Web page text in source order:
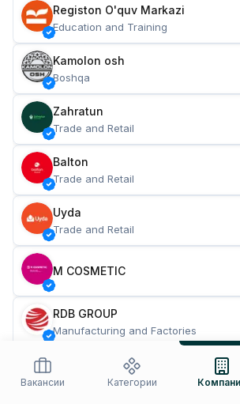
Registon O'quv Markazi
Education and Training
Kamolon osh
Boshqa
Zahratun
Trade and Retail
Balton
Trade and Retail
Uyda
Trade and Retail
M COSMETIC
RDB GROUP
Manufacturing and Factories
Restaurants and Fast Food
Вакансии
Категории